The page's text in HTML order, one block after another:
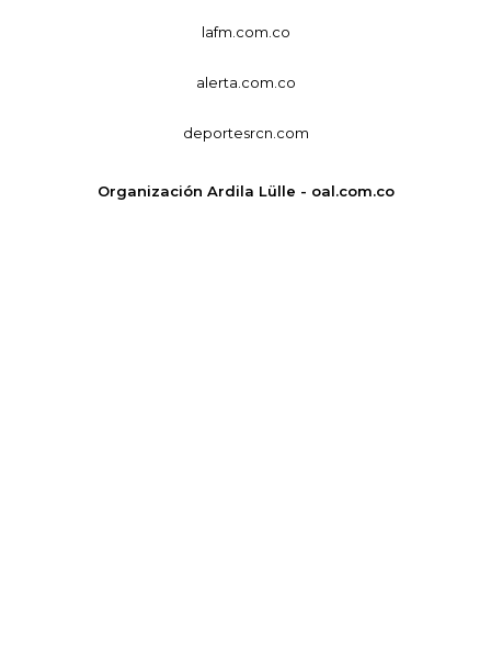
lafm.com.co
alerta.com.co
deportesrcn.com
Organización Ardila Lülle - oal.com.co